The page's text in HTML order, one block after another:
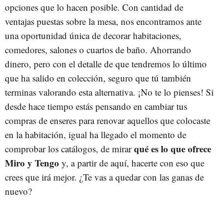
opciones que lo hacen posible. Con cantidad de
ventajas puestas sobre la mesa, nos encontramos ante
una oportunidad única de decorar habitaciones,
comedores, salones o cuartos de baño. Ahorrando
dinero, pero con el detalle de que tendremos lo último
que ha salido en colección, seguro que tú también
terminas valorando esta alternativa. ¡No te lo pienses! Si
desde hace tiempo estás pensando en cambiar tus
compras de enseres para renovar aquellos que colocaste
en la habitación, igual ha llegado el momento de
comprobar los catálogos, de mirarqué es lo que ofrece
Miro y Tengo y, a partir de aquí, hacerte con eso que
crees que irá mejor. ¿Te vas a quedar con las ganas de
nuevo?